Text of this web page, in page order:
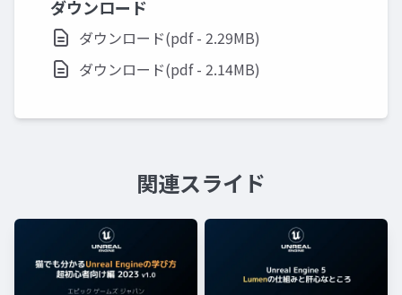
ダウンロード
ダウンロード(pdf - 2.29MB)
ダウンロード(pdf - 2.14MB)
関連スライド